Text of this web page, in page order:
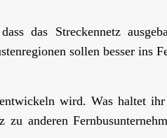
das Streckennetz
sollen besser ins
wird. Was haltet
anderen